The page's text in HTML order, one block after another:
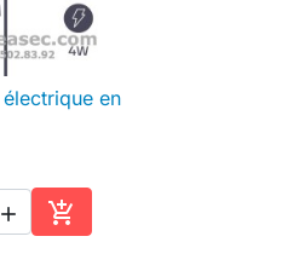
rapide
en
 
Ajouter au panier